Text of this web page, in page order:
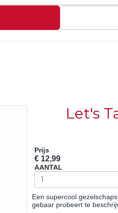
Let's
Prijs
€ 12,99
AANTAL
Een supercool
gebaar probeert te